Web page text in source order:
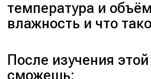
паров воды: $p
\cdot
Давление
$p_{\text{с}} =
температура и
влажность и что
После изучения
сможешь: